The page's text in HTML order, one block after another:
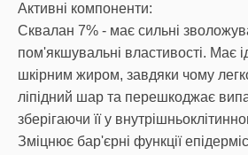
Активні компоненти:
Сквалан 7% - має сильні
пом'якшувальні властивості. Має
шкірним жиром, завдяки чому
ліпідний шар та перешкоджає
зберігаючи її у
Зміцнює бар'єрні функції